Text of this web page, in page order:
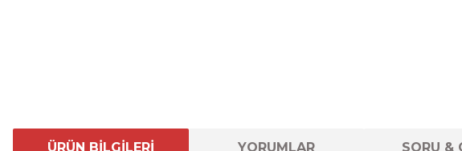
ÜRÜN BİLGİLERİ YORUMLAR SORU &